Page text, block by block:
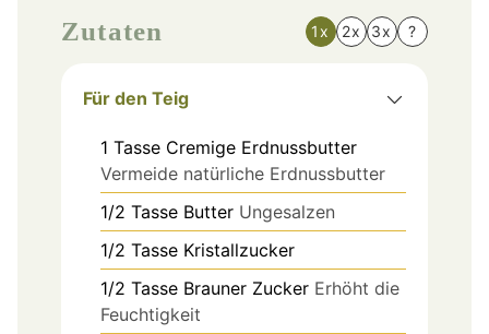
Zutaten 1x 2x 3x ?
Für den Teig
1 Tasse Cremige Erdnussbutter
Vermeide natürliche Erdnussbutter
1/2 Tasse Butter Ungesalzen
1/2 Tasse Kristallzucker
1/2 Tasse Brauner Zucker Erhöht die
Feuchtigkeit